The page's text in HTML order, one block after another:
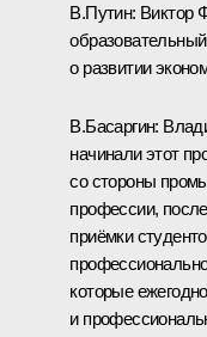
В.Путин: Виктор
образовательный
о развитии
В.Басаргин:
начинали этот
со стороны
профессии,
приёмки
которые
и